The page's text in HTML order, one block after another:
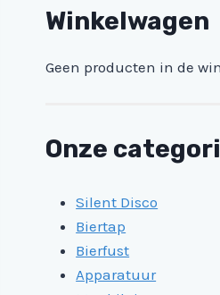
Winkelwagen
Geen producten in de
Onze
Silent Disco
Biertap
Bierfust
Apparatuur